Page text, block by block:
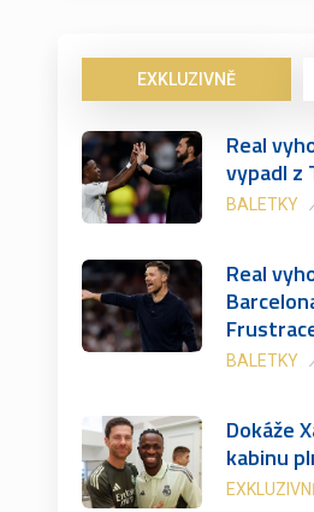
EXKLUZIVNĚ
Real
vypadl z
BALETKY
Real
BALETKY
Dokáže
kabinu